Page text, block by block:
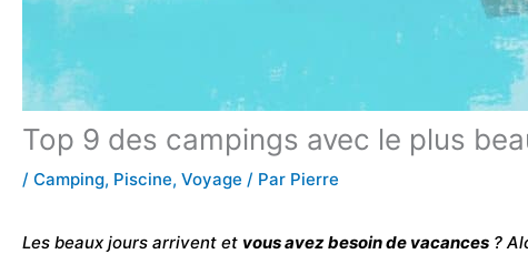
Top 9 des campings avec le plus
/ Camping, Piscine, Voyage / Par Pierre
Les beaux jours arrivent et vous avez besoin de vacances ?